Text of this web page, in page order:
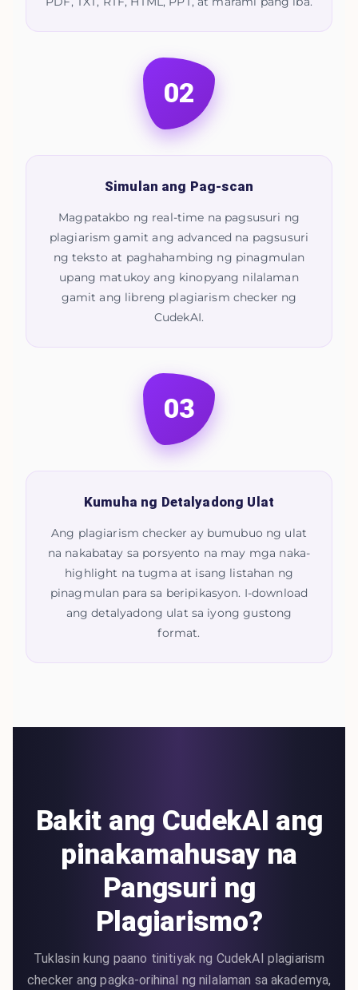
02
Simulan ang Pag-scan
Magpatakbo ng real-time na pagsusuri ng
plagiarism gamit ang advanced na pagsusuri
ng teksto at paghahambing ng pinagmulan
upang matukoy ang kinopyang nilalaman
gamit ang libreng plagiarism checker ng
CudekAI.
03
Kumuha ng Detalyadong Ulat
Ang plagiarism checker ay bumubuo ng ulat
na nakabatay sa porsyento na may mga naka-
highlight na tugma at isang listahan ng
pinagmulan para sa beripikasyon. I-download
ang detalyadong ulat sa iyong gustong
format.
Bakit ang CudekAI ang
pinakamahusay na
Pangsuri ng
Plagiarismo?
Tuklasin kung paano tinitiyak ng CudekAI plagiarism
checker ang pagka-orihinal ng nilalaman sa akademya,